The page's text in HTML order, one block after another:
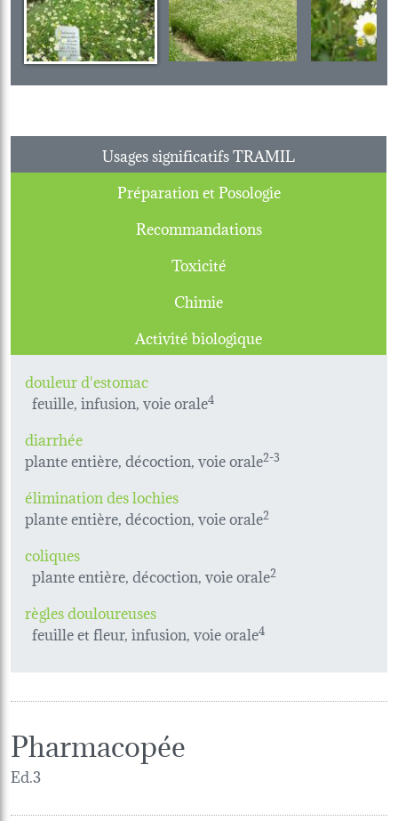
Usages significatifs TRAMIL
Préparation et Posologie
Recommandations
Toxicité
Chimie
Activité biologique
douleur d'estomac
feuille, infusion, voie orale4
diarrhée
plante entière, décoction, voie orale2-3
élimination des lochies
plante entière, décoction, voie orale2
coliques
plante entière, décoction, voie orale2
règles douloureuses
feuille et fleur, infusion, voie orale4
Pharmacopée
Ed.3